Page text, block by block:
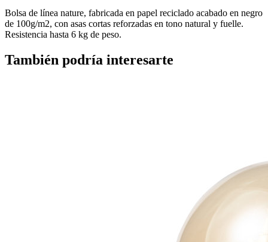
Bolsa de línea nature, fabricada en papel reciclado acabado en negro
de 100g/m2, con asas cortas reforzadas en tono natural y fuelle.
Resistencia hasta 6 kg de peso.
También podría interesarte